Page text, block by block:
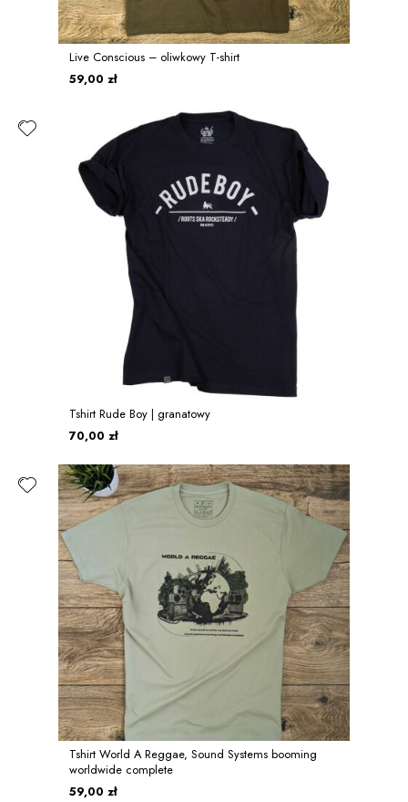
Live Conscious – oliwkowy T-shirt
59,00 zł
Tshirt Rude Boy | granatowy
70,00 zł
Tshirt World A Reggae, Sound Systems booming
worldwide complete
59,00 zł